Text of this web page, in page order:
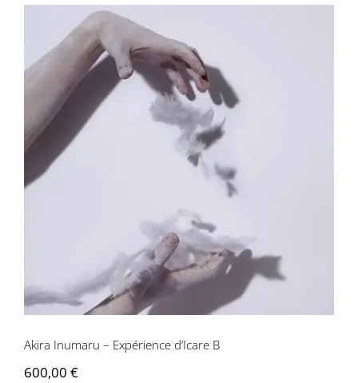
Akira Inumaru – Expérience d’Icare B
Akira Inumaru – Expérience d’Icare B
600,00 €